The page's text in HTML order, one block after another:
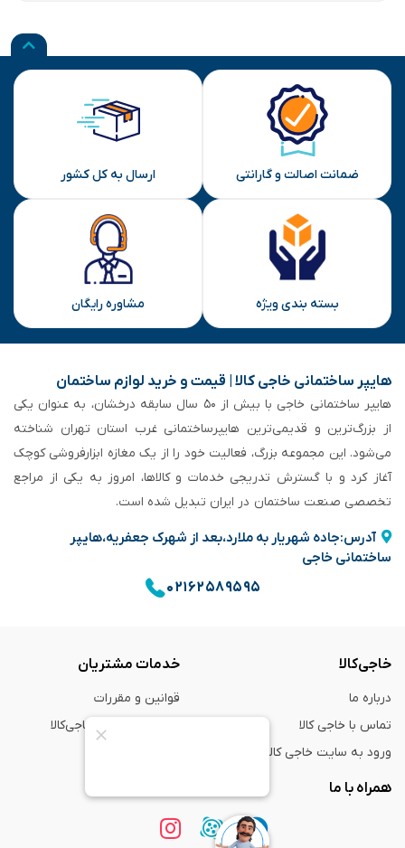
ضمانت اصالت و گارانتی ارسال به کل کشور
بسته بندی ویژه مشاوره رایگان
هایپر ساختمانی خاجی‌ کالا | قیمت و خرید لوازم ساختمان
هایپر ساختمانی خاجی‌ با بیش از ۵۰ سال سابقه‌ درخشان، به عنوان یکی
از بزرگ‌ترین و قدیمی‌ترین هایپرساختمانی‌ غرب استان تهران شناخته
می‌شود. این مجموعه بزرگ، فعالیت خود را از یک مغازه ابزارفروشی کوچک
آغاز کرد و با گسترش تدریجی خدمات و کالاها، امروز به یکی از مراجع
تخصصی صنعت ساختمان در ایران تبدیل شده است.
آدرس:جاده شهریار به ملارد،بعد از شهرک جعفریه،هایپر
ساختمانی خاجی
۰۲۱۶۲۵۸۹۵۹۵
خاجی‌کالا
درباره ما
تماس با خاجی کالا
ورود به سایت خاجی‌ کالا
خدمات مشتریان
قوانین و مقررات
راهنمای خرید از خاجی‌کالا
همراه با ما